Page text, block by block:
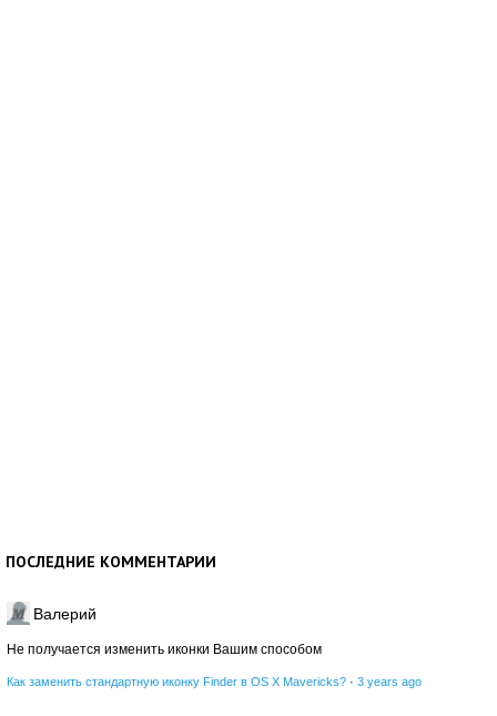
ПОСЛЕДНИЕ КОММЕНТАРИИ
Валерий
Не получается изменить иконки Вашим способом
Как заменить стандартную иконку Finder в OS X Mavericks? · 3 years ago